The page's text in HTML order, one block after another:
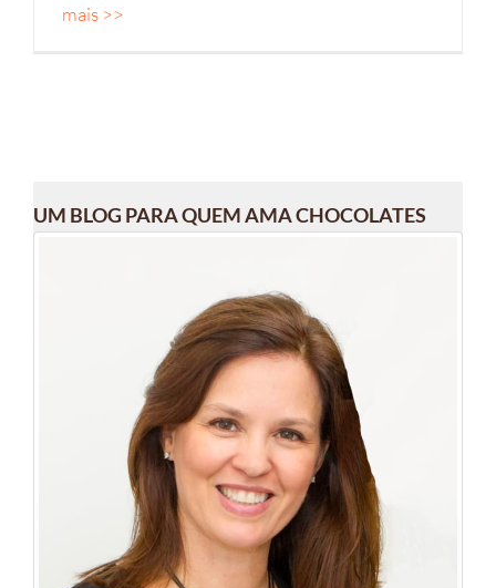
mais >>
UM BLOG PARA QUEM AMA CHOCOLATES